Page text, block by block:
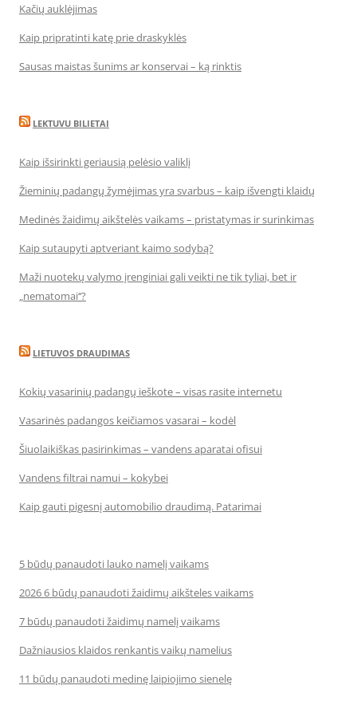
Kačių auklėjimas
Kaip pripratinti katę prie draskyklės
Sausas maistas šunims ar konservai – ką rinktis
LEKTUVU BILIETAI
Kaip išsirinkti geriausią pelėsio valiklį
Žieminių padangų žymėjimas yra svarbus – kaip išvengti klaidų
Medinės žaidimų aikštelės vaikams – pristatymas ir surinkimas
Kaip sutaupyti aptveriant kaimo sodybą?
Maži nuotekų valymo įrenginiai gali veikti ne tik tyliai, bet ir
„nematomai‘‘?
LIETUVOS DRAUDIMAS
Kokių vasarinių padangų ieškote – visas rasite internetu
Vasarinės padangos keičiamos vasarai – kodėl
Šiuolaikiškas pasirinkimas – vandens aparatai ofisui
Vandens filtrai namui – kokybei
Kaip gauti pigesnį automobilio draudimą. Patarimai
5 būdų panaudoti lauko namelį vaikams
2026 6 būdų panaudoti žaidimų aikšteles vaikams
7 būdų panaudoti žaidimų namelį vaikams
Dažniausios klaidos renkantis vaikų namelius
11 būdų panaudoti medinę laipiojimo sienelę